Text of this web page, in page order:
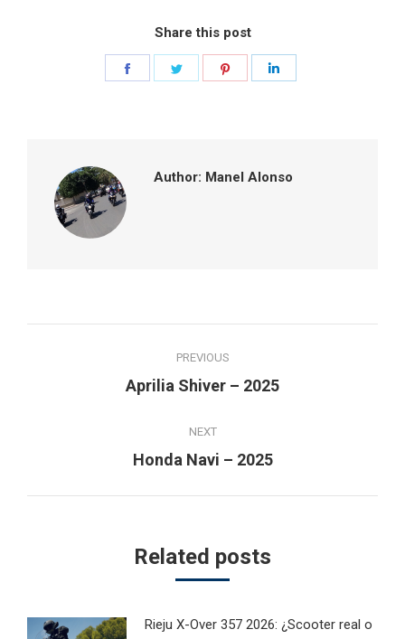
Share this post
Author: Manel Alonso
navigation
PREVIOUS
Previous
Aprilia Shiver – 2025
NEXT
Next
Honda Navi – 2025
Related posts
Rieju X-Over 357 2026: ¿Scooter real o